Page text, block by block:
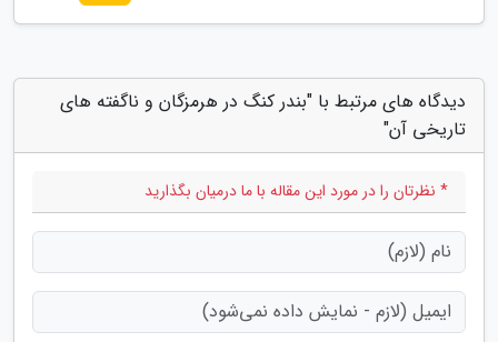
دیدگاه های مرتبط با "بندر کنگ در هرمزگان و ناگفته های
تاریخی آن"
* نظرتان را در مورد این مقاله با ما درمیان بگذارید